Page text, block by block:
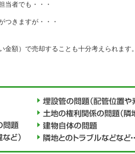
当者でも・・・
つきますが・・・
額）で売却することも十分考えられます。